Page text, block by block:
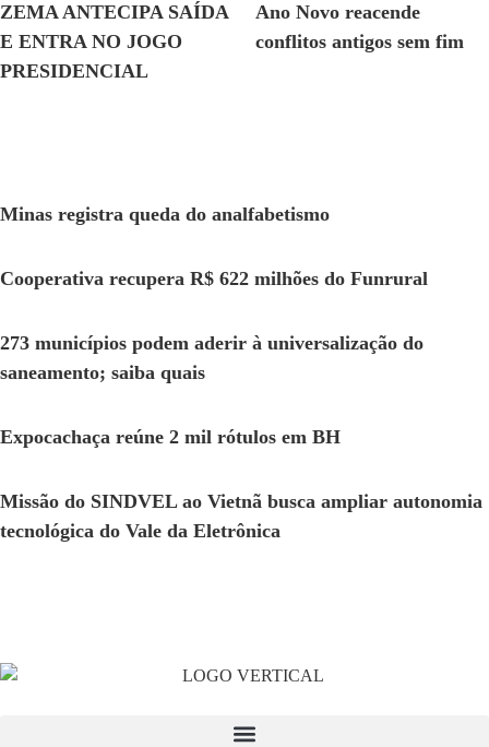
ZEMA ANTECIPA SAÍDA
E ENTRA NO JOGO
PRESIDENCIAL
Ano Novo reacende
conflitos antigos sem fim
Minas registra queda do analfabetismo
Cooperativa recupera R$ 622 milhões do Funrural
273 municípios podem aderir à universalização do
saneamento; saiba quais
Expocachaça reúne 2 mil rótulos em BH
Missão do SINDVEL ao Vietnã busca ampliar autonomia
tecnológica do Vale da Eletrônica